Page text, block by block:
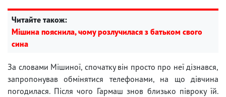
Читайте також:
Мішина пояснила, чому розлучилася з батьком свого
сина
За словами Мішиної, спочатку він просто про неї дізнався,
запропонував обмінятися телефонами, на що дівчина
погодилася. Після чого Гармаш знов близько півроку їй.